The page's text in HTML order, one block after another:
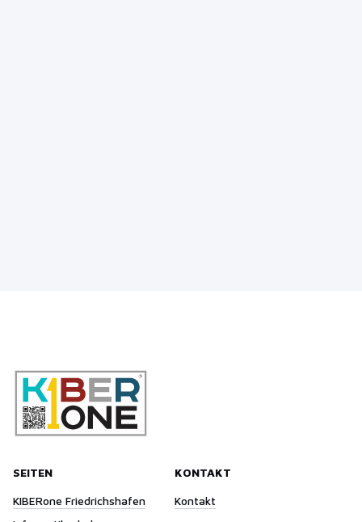
SEITEN
KIBERone Friedrichshafen
KONTAKT
Kontakt